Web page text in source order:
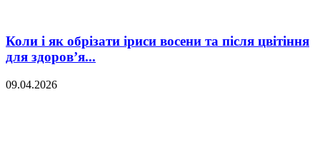
Коли і як обрізати іриси восени та після цвітіння
для здоров’я...
09.04.2026